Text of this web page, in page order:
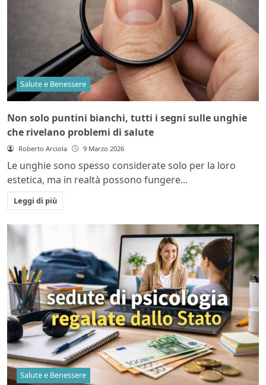
Salute e Benessere
Non solo puntini bianchi, tutti i segni sulle unghie
che rivelano problemi di salute
Roberto Arciola 9 Marzo 2026
Le unghie sono spesso considerate solo per la loro
estetica, ma in realtà possono fungere...
Leggi di più
Salute e Benessere